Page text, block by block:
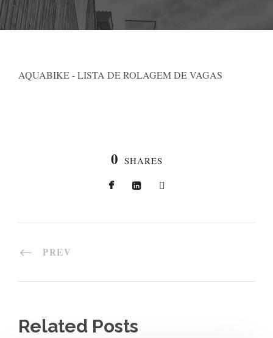
AQUABIKE - LISTA DE ROLAGEM DE VAGAS
0 SHARES
PREV
Related Posts